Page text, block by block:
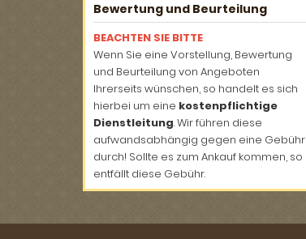
Bewertung und Beurteilung
BEACHTEN SIE BITTE
Wenn Sie eine Vorstellung, Bewertung
und Beurteilung von Angeboten
Ihrerseits wünschen, so handelt es sich
hierbei um eine kostenpflichtige
Dienstleitung. Wir führen diese
aufwandsabhängig gegen eine Gebühr
durch! Sollte es zum Ankauf kommen, so
entfällt diese Gebühr.